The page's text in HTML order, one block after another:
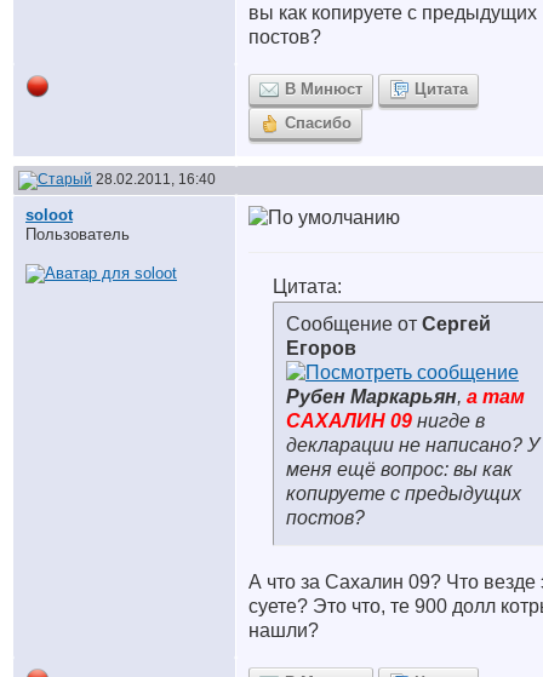
вы как копируете с предыдущих
постов?
В Минюст
Цитата
Спасибо
28.02.2011, 16:40
soloot
Пользователь
Цитата:
Сообщение от Сергей
Егоров
Рубен Маркарьян, а там
САХАЛИН 09 нигде в
декларации не написано? У
меня ещё вопрос: вы как
копируете с предыдущих
постов?
А что за Сахалин 09? Что везде
суете? Это что, те 900 долл
нашли?